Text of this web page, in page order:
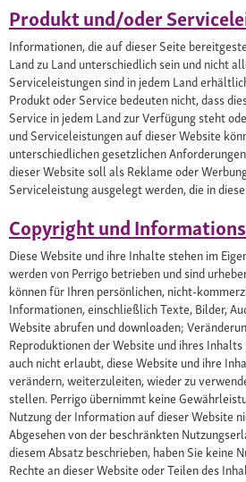
Produkt und/oder
Informationen, die auf dieser Seite
Land zu Land unterschiedlich sein und nicht
Serviceleistungen sind in jedem Land
Produkt oder Service bedeuten nicht, dass
Service in jedem Land zur Verfügung steht
und Serviceleistungen auf dieser Website
unterschiedlichen gesetzlichen
dieser Website soll als Reklame oder
Serviceleistung ausgelegt werden, die in
Copyright und
Diese Website und ihre Inhalte stehen im
werden von Perrigo betrieben und sind
können für Ihren persönlichen, nicht-
Informationen, einschließlich Texte, Bilder,
Website abrufen und downloaden;
Reproduktionen der Website und ihres
auch nicht erlaubt, diese Website und ihre
verändern, weiterzuleiten, wieder zu
stellen. Perrigo übernimmt keine
Nutzung der Information auf dieser Website
Abgesehen von der beschränkten
diesem Absatz beschrieben, haben Sie keine
Rechte an dieser Website oder Teilen des